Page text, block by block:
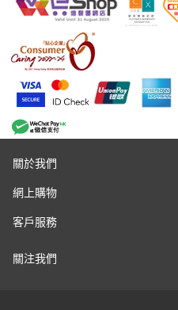
關於我們
網上購物
客戶服務
關注我們